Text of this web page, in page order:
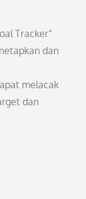
Tracker”
dan
melacak
dan